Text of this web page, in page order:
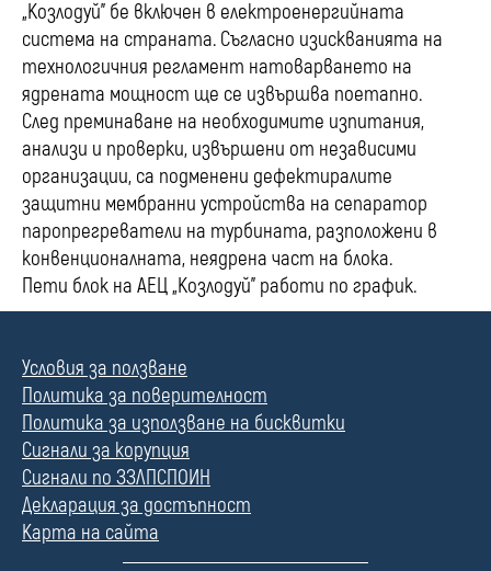
„Козлодуй” бе включен в електроенергийната
система на страната. Съгласно изискванията на
технологичния регламент натоварването на
ядрената мощност ще се извършва поетапно.
След преминаване на необходимите изпитания,
анализи и проверки, извършени от независими
организации, са подменени дефектиралите
защитни мембранни устройства на сепаратор
паропрегреватели на турбината, разположени в
конвенционалната, неядрена част на блока.
Пети блок на АЕЦ „Козлодуй” работи по график.
Условия за ползване
Политика за поверителност
Политика за използване на бисквитки
Сигнали за корупция
Сигнали по ЗЗЛПСПОИН
Декларация за достъпност
Карта на сайта